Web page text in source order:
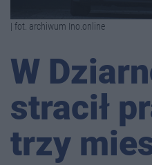
| fot. archiwum Ino.online
W
stracił
trzy